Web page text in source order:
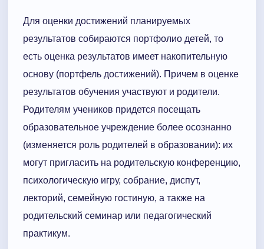
Для оценки достижений планируемых
результатов собираются портфолио детей, то
есть оценка результатов имеет накопительную
основу (портфель достижений). Причем в оценке
результатов обучения участвуют и родители.
Родителям учеников придется посещать
образовательное учреждение более осознанно
(изменяется роль родителей в образовании): их
могут пригласить на родительскую конференцию,
психологическую игру, собрание, диспут,
лекторий, семейную гостиную, а также на
родительский семинар или педагогический
практикум.